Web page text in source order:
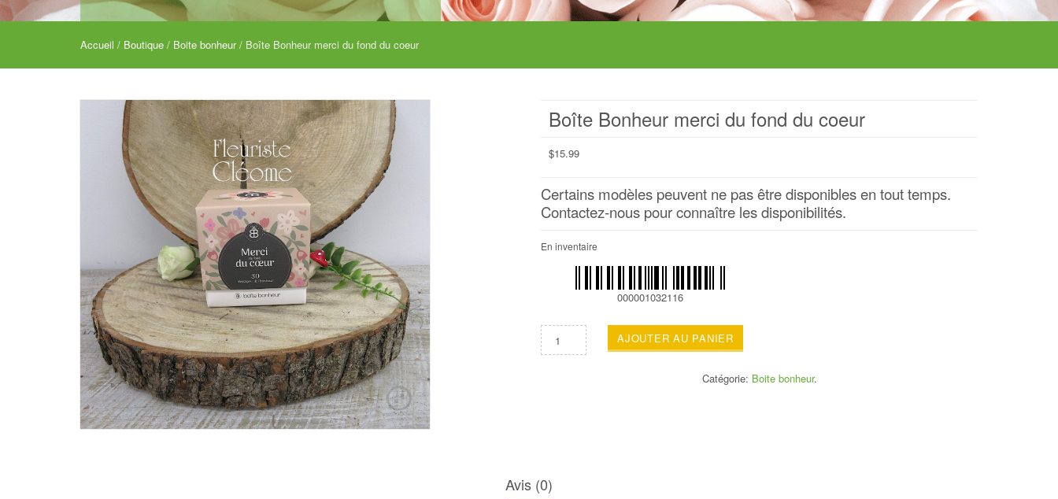
Accueil / Boutique / Boite bonheur/ Boîte Bonheur merci du fond du coeur
Boîte Bonheur merci du fond du coeur
$15.99
Certains modèles peuvent ne pas être disponibles en tout temps.
Contactez-nous pour connaître les disponibilités.
En inventaire
000001032116
AJOUTER AU PANIER
Catégorie: Boite bonheur.
Avis (0)